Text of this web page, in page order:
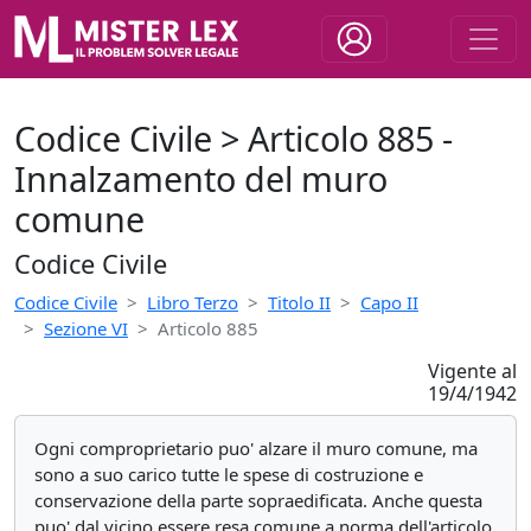
Codice Civile > Articolo 885 -
Innalzamento del muro
comune
Codice Civile
Codice Civile Libro Terzo Titolo II
Capo II
Sezione VI
Articolo 885
Vigente al
19/4/1942
Ogni comproprietario puo' alzare il muro comune, ma
sono a suo carico tutte le spese di costruzione e
conservazione della parte sopraedificata. Anche questa
puo' dal vicino essere resa comune a norma dell'articolo